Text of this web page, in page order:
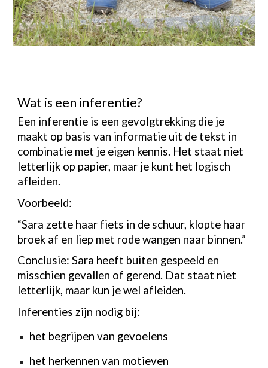
Wat is een inferentie?
Een inferentie is een gevolgtrekking die je
maakt op basis van informatie uit de tekst in
combinatie met je eigen kennis. Het staat niet
letterlijk op papier, maar je kunt het logisch
afleiden.
Voorbeeld:
“Sara zette haar fiets in de schuur, klopte haar
broek af en liep met rode wangen naar binnen.”
Conclusie: Sara heeft buiten gespeeld en
misschien gevallen of gerend. Dat staat niet
letterlijk, maar kun je wel afleiden.
Inferenties zijn nodig bij:
het begrijpen van gevoelens
het herkennen van motieven